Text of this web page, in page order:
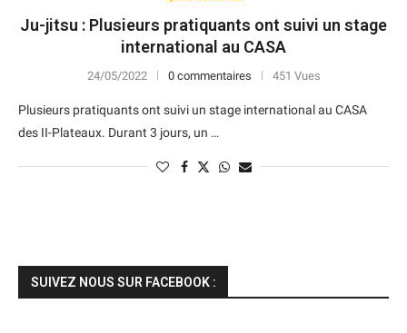
Ju-jitsu : Plusieurs pratiquants ont suivi un stage
international au CASA
24/05/2022 0 commentaires 451 Vues
Plusieurs pratiquants ont suivi un stage international au CASA
des II-Plateaux. Durant 3 jours, un …
SUIVEZ NOUS SUR FACEBOOK :